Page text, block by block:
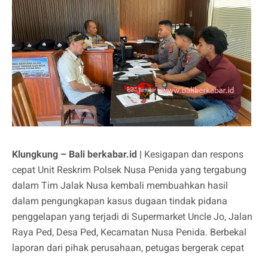
Klungkung – Bali berkabar.id | Kesigapan dan respons
cepat Unit Reskrim Polsek Nusa Penida yang tergabung
dalam Tim Jalak Nusa kembali membuahkan hasil
dalam pengungkapan kasus dugaan tindak pidana
penggelapan yang terjadi di Supermarket Uncle Jo, Jalan
Raya Ped, Desa Ped, Kecamatan Nusa Penida. Berbekal
laporan dari pihak perusahaan, petugas bergerak cepat